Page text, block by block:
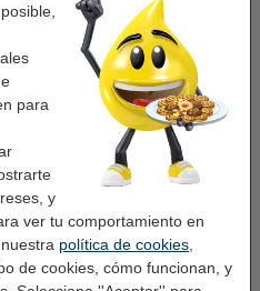
para
y
ver tu comportamiento en
política de cookies
de cookies, cómo funcionan, y
de dirección anchas - 2
de dirección grande
Adhesivo
y descripción
24 horas!
0,027 €
Comprar